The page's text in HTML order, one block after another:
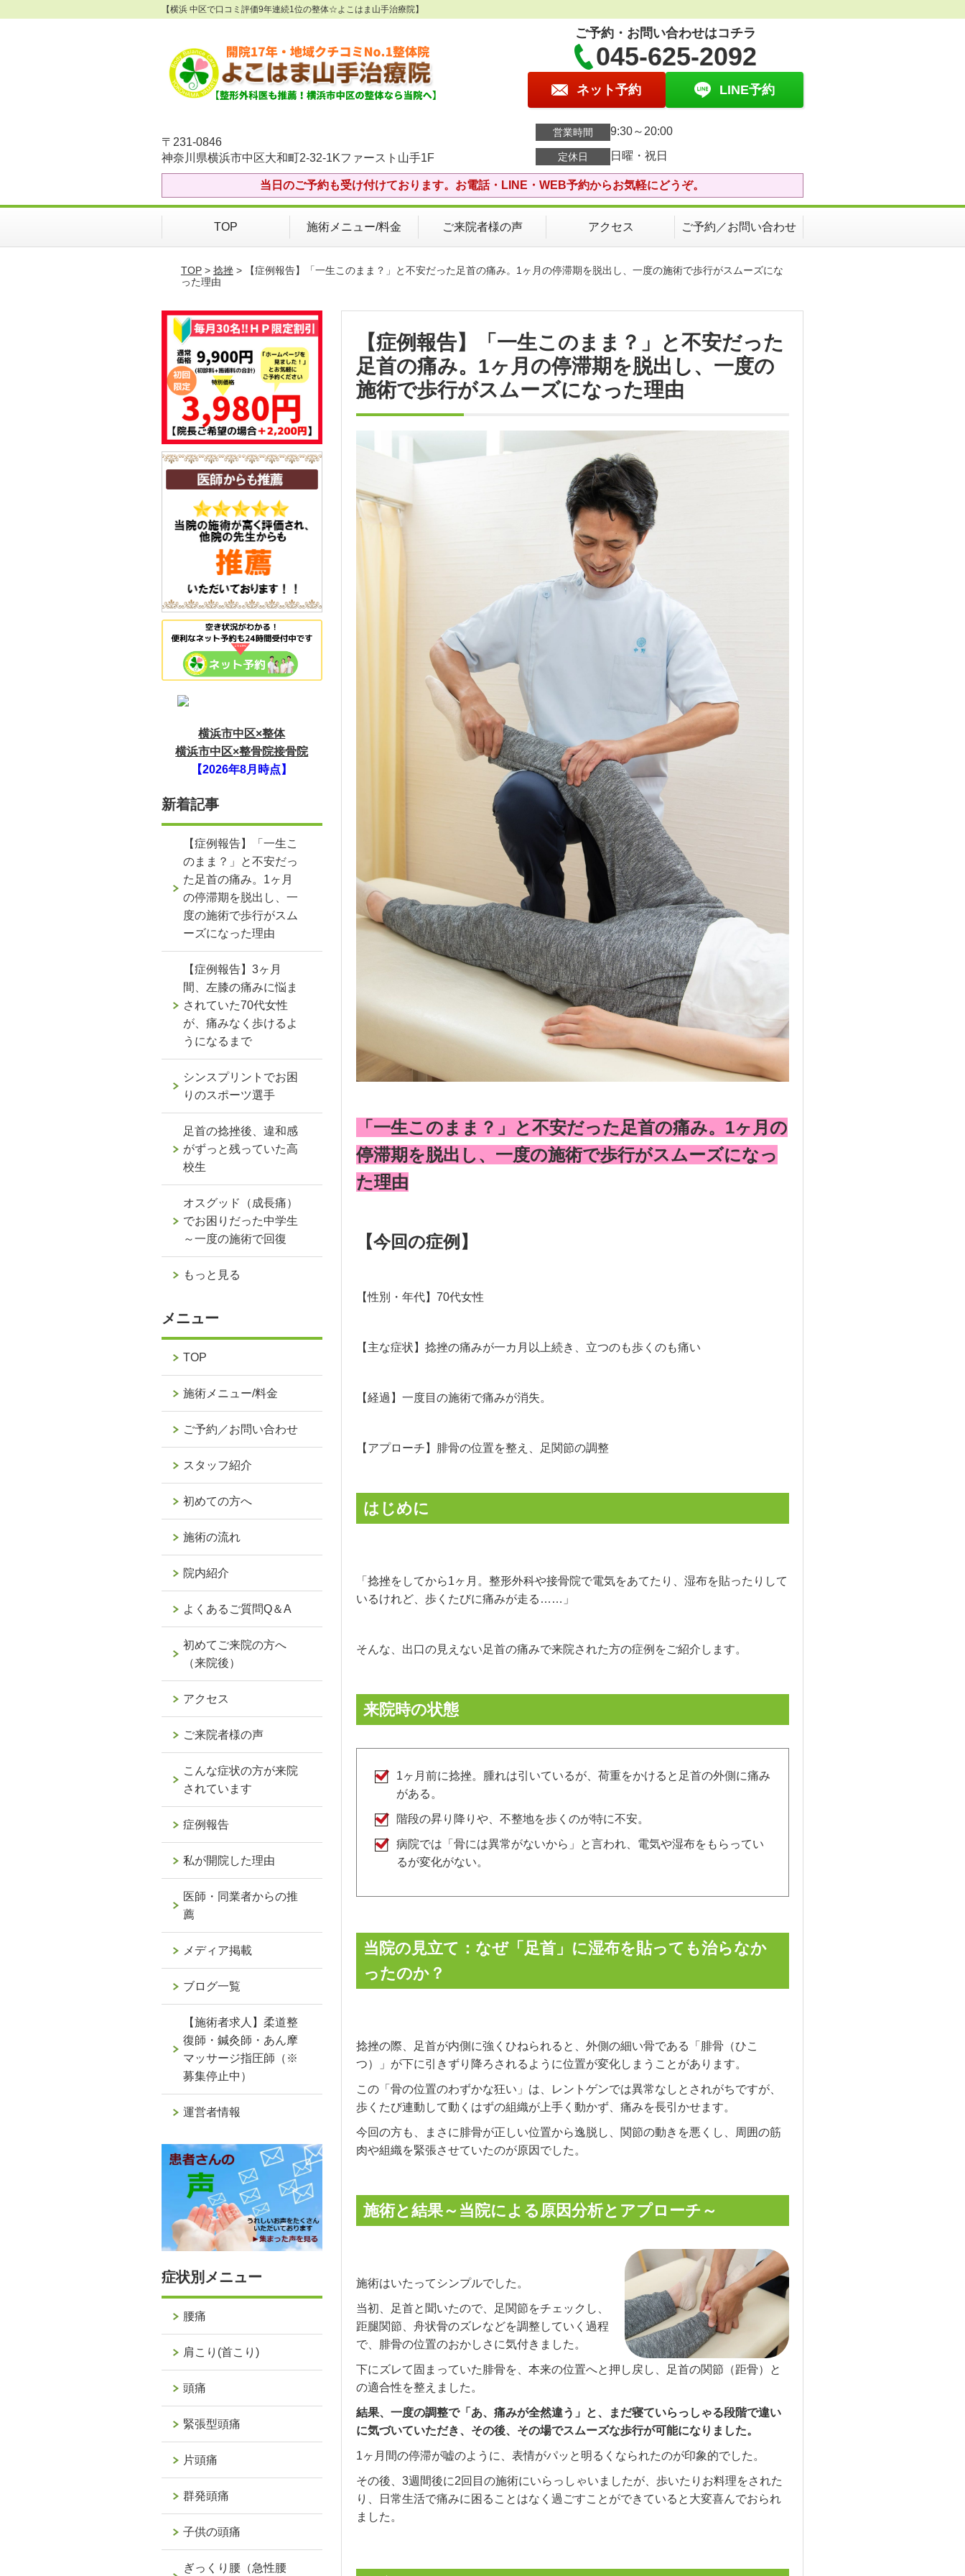
【横浜 中区で口コミ評価9年連続1位の整体☆よこはま山手治療院】
〒231-0846
神奈川県横浜市中区大和町2-32-1Kファースト山手1F
ご予約・お問い合わせはコチラ
045-625-2092
ネット予約 LINE予約
営業時間 9:30～20:00
定休日 日曜・祝日
当日のご予約も受け付けております。お電話・LINE・WEB予約からお気軽にどうぞ。
TOP 施術メニュー/料金 ご来院者様の声 アクセス ご予約／お問い合わせ
TOP> 捻挫 > 【症例報告】「一生このまま？」と不安だった足首の痛み。1ヶ月の停滞期を脱出し、一度の施術で歩行がスムーズにな
った理由
【症例報告】「一生このまま？」と不安だった
足首の痛み。1ヶ月の停滞期を脱出し、一度の
施術で歩行がスムーズになった理由
「一生このまま？」と不安だった足首の痛み。1ヶ月の
停滞期を脱出し、一度の施術で歩行がスムーズになっ
た理由
【今回の症例】
【性別・年代】70代女性
【主な症状】捻挫の痛みが一カ月以上続き、立つのも歩くのも痛い
【経過】一度目の施術で痛みが消失。
【アプローチ】腓骨の位置を整え、足関節の調整
はじめに
「捻挫をしてから1ヶ月。整形外科や接骨院で電気をあてたり、湿布を貼ったりして
いるけれど、歩くたびに痛みが走る……」
そんな、出口の見えない足首の痛みで来院された方の症例をご紹介します。
来院時の状態
1ヶ月前に捻挫。腫れは引いているが、荷重をかけると足首の外側に痛み
がある。
階段の昇り降りや、不整地を歩くのが特に不安。
病院では「骨には異常がないから」と言われ、電気や湿布をもらってい
るが変化がない。
当院の見立て：なぜ「足首」に湿布を貼っても治らなか
ったのか？
捻挫の際、足首が内側に強くひねられると、外側の細い骨である「腓骨（ひこ
つ）」が下に引きずり降ろされるように位置が変化しまうことがあります。
この「骨の位置のわずかな狂い」は、レントゲンでは異常なしとされがちですが、
歩くたび連動して動くはずの組織が上手く動かず、痛みを長引かせます。
今回の方も、まさに腓骨が正しい位置から逸脱し、関節の動きを悪くし、周囲の筋
肉や組織を緊張させていたのが原因でした。
施術と結果～当院による原因分析とアプローチ～
施術はいたってシンプルでした。
当初、足首と聞いたので、足関節をチェックし、
距腿関節、舟状骨のズレなどを調整していく過程
で、腓骨の位置のおかしさに気付きました。
下にズレて固まっていた腓骨を、本来の位置へと押し戻し、足首の関節（距骨）と
の適合性を整えました。
結果、一度の調整で「あ、痛みが全然違う」と、まだ寝ていらっしゃる段階で違い
に気づいていただき、その後、その場でスムーズな歩行が可能になりました。
1ヶ月間の停滞が嘘のように、表情がパッと明るくなられたのが印象的でした。
その後、3週間後に2回目の施術にいらっしゃいましたが、歩いたりお料理をされた
り、日常生活で痛みに困ることはなく過ごすことができていると大変喜んでおられ
ました。
横浜市中区×整体
横浜市中区×整骨院接骨院
【2026年8月時点】
新着記事
【症例報告】「一生こ
のまま？」と不安だっ
た足首の痛み。1ヶ月
の停滞期を脱出し、一
度の施術で歩行がスム
ーズになった理由
【症例報告】3ヶ月
間、左膝の痛みに悩ま
されていた70代女性
が、痛みなく歩けるよ
うになるまで
シンスプリントでお困
りのスポーツ選手
足首の捻挫後、違和感
がずっと残っていた高
校生
オスグッド（成長痛）
でお困りだった中学生
～一度の施術で回復
もっと見る
メニュー
TOP
施術メニュー/料金
ご予約／お問い合わせ
スタッフ紹介
初めての方へ
施術の流れ
院内紹介
よくあるご質問Q＆A
初めてご来院の方へ
（来院後）
アクセス
ご来院者様の声
こんな症状の方が来院
されています
症例報告
私が開院した理由
医師・同業者からの推
薦
メディア掲載
ブログ一覧
【施術者求人】柔道整
復師・鍼灸師・あん摩
マッサージ指圧師（※
募集停止中）
運営者情報
症状別メニュー
腰痛
肩こり(首こり)
頭痛
緊張型頭痛
片頭痛
群発頭痛
子供の頭痛
ぎっくり腰（急性腰